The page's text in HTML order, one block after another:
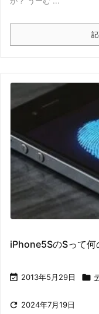
iPhone5SのSって何
 2013年5月29日 
 2024年7月19日